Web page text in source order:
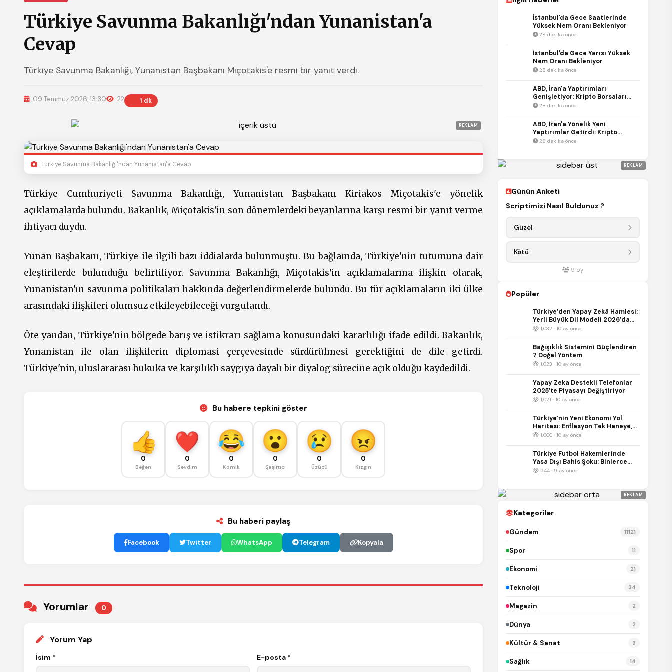
Türkiye Savunma Bakanlığı'ndan Yunanistan'a
Cevap
Türkiye Savunma Bakanlığı, Yunanistan Başbakanı Miçotakis'e resmi bir yanıt verdi.
09 Temmuz 2026, 13:30 22 1 dk
REKLAM
Türkiye Savunma Bakanlığı'ndan Yunanistan'a Cevap
Türkiye Cumhuriyeti Savunma Bakanlığı, Yunanistan Başbakanı Kiriakos Miçotakis'e yönelik
açıklamalarda bulundu. Bakanlık, Miçotakis'in son dönemlerdeki beyanlarına karşı resmi bir yanıt verme
ihtiyacı duydu.
Yunan Başbakanı, Türkiye ile ilgili bazı iddialarda bulunmuştu. Bu bağlamda, Türkiye'nin tutumuna dair
eleştirilerde bulunduğu belirtiliyor. Savunma Bakanlığı, Miçotakis'in açıklamalarına ilişkin olarak,
Yunanistan'ın savunma politikaları hakkında değerlendirmelerde bulundu. Bu tür açıklamaların iki ülke
arasındaki ilişkileri olumsuz etkileyebileceği vurgulandı.
Öte yandan, Türkiye'nin bölgede barış ve istikrarı sağlama konusundaki kararlılığı ifade edildi. Bakanlık,
Yunanistan ile olan ilişkilerin diplomasi çerçevesinde sürdürülmesi gerektiğini de dile getirdi.
Türkiye'nin, uluslararası hukuka ve karşılıklı saygıya dayalı bir diyalog sürecine açık olduğu kaydedildi.
Bu habere tepkini göster
0
Beğen
0
Sevdim
0
Komik
0
Şaşırtıcı
0
Üzücü
0
Kızgın
Bu haberi paylaş
Facebook Twitter WhatsApp Telegram Kopyala
Yorumlar 0
Yorum Yap
İsim * E-posta *
İstanbul'da Gece Saatlerinde
Yüksek Nem Oranı Bekleniyor
28 dakika önce
İstanbul'da Gece Yarısı Yüksek
Nem Oranı Bekleniyor
28 dakika önce
ABD, İran'a Yaptırımları
Genişletiyor: Kripto Borsaları
Şimdi Hedefte
28 dakika önce
ABD, İran'a Yönelik Yeni
Yaptırımlar Getirdi: Kripto
Borsaları Hedef Alındı
28 dakika önce
REKLAM
Günün Anketi
Scriptimizi Nasıl Buldunuz ?
Güzel
Kötü
9 oy
Popüler
Türkiye’den Yapay Zekâ Hamlesi:
Yerli Büyük Dil Modeli 2026’da
Kullanıma Sunulacak
1,032 · 10 ay önce
Bağışıklık Sistemini Güçlendiren
7 Doğal Yöntem
1,023 · 10 ay önce
Yapay Zeka Destekli Telefonlar
2025’te Piyasayı Değiştiriyor
1,021 · 10 ay önce
Türkiye’nin Yeni Ekonomi Yol
Haritası: Enflasyon Tek Haneye,
Büyüme %5’e Hedefleniyor
1,000 · 10 ay önce
Türkiye Futbol Hakemlerinde
Yasa Dışı Bahis Şoku: Binlerce
Bahis Kaydı İnceleniyor
944 · 9 ay önce
REKLAM
Kategoriler
Gündem 11121
Spor 11
Ekonomi 21
Teknoloji 34
Magazin 2
Dünya 2
Kültür & Sanat 3
Sağlık 14